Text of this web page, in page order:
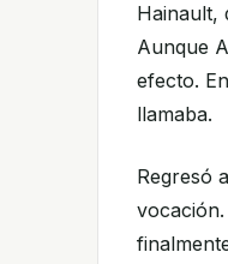
Hainault,
Aunque
efecto.
llamaba.
Regresó